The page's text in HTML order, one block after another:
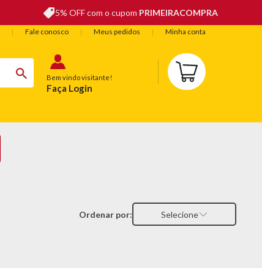
5% OFF com o cupom PRIMEIRACOMPRA
Fale conosco Meus pedidos Minha conta
Bem vindo visitante!
Faça Login
Ordenar por: Selecione